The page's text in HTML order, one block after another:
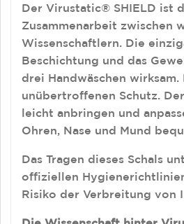
Der Virustatic® SHIELD ist
Zusammenarbeit zwischen
Wissenschaftlern. Die
Beschichtung und das
drei Handwäschen
unübertroffenen Schutz.
leicht anbringen und
Ohren, Nase und Mund
Das Tragen dieses Schals
offiziellen
Risiko der Verbreitung von